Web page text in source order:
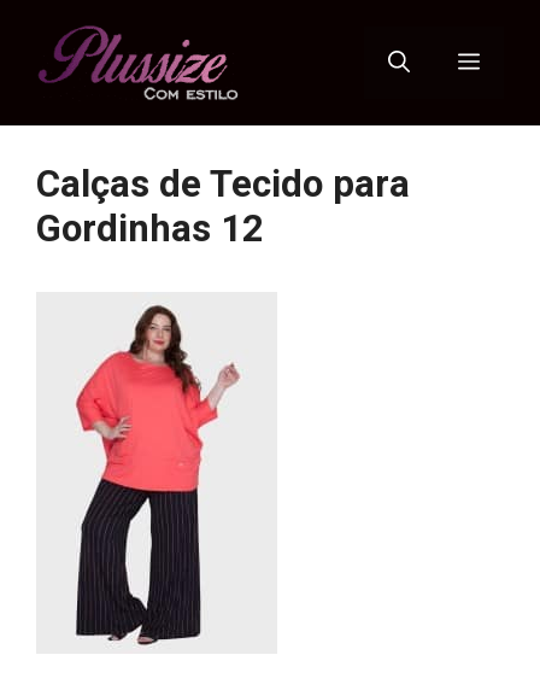
Menu
Calças de Tecido para
Gordinhas 12